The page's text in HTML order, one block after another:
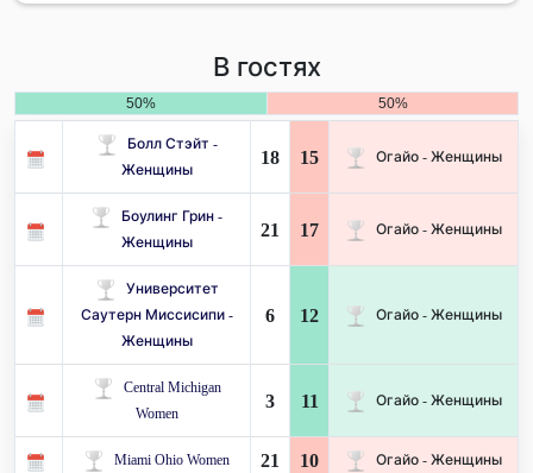
В гостях
50% 50%
Болл Стэйт -
Женщины
18 15 Огайо - Женщины
Боулинг Грин -
Женщины
21 17 Огайо - Женщины
Университет
Саутерн Миссисипи -
Женщины
6 12 Огайо - Женщины
Central Michigan
Women
3 11 Огайо - Женщины
Miami Ohio Women 21 10 Огайо - Женщины